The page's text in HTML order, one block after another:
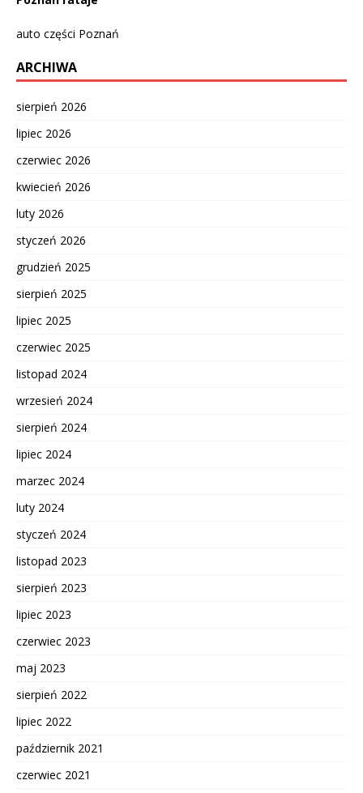
auto części Poznań
ARCHIWA
sierpień 2026
lipiec 2026
czerwiec 2026
kwiecień 2026
luty 2026
styczeń 2026
grudzień 2025
sierpień 2025
lipiec 2025
czerwiec 2025
listopad 2024
wrzesień 2024
sierpień 2024
lipiec 2024
marzec 2024
luty 2024
styczeń 2024
listopad 2023
sierpień 2023
lipiec 2023
czerwiec 2023
maj 2023
sierpień 2022
lipiec 2022
październik 2021
czerwiec 2021